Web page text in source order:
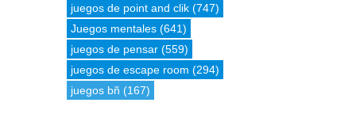
juegos de point and clik (747)
Juegos mentales (641)
juegos de pensar (559)
juegos de escape room (294)
juegos bñ (167)